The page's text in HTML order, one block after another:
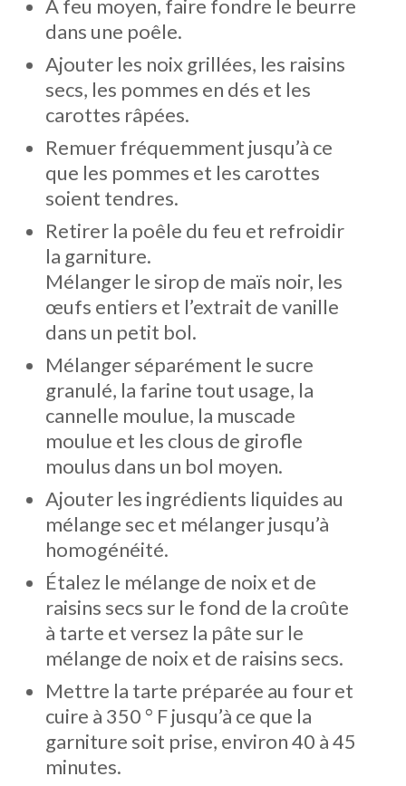
À feu moyen, faire fondre le beurre
dans une poêle.
Ajouter les noix grillées, les raisins
secs, les pommes en dés et les
carottes râpées.
Remuer fréquemment jusqu’à ce
que les pommes et les carottes
soient tendres.
Retirer la poêle du feu et refroidir
la garniture.
Mélanger le sirop de maïs noir, les
œufs entiers et l’extrait de vanille
dans un petit bol.
Mélanger séparément le sucre
granulé, la farine tout usage, la
cannelle moulue, la muscade
moulue et les clous de girofle
moulus dans un bol moyen.
Ajouter les ingrédients liquides au
mélange sec et mélanger jusqu’à
homogénéité.
Étalez le mélange de noix et de
raisins secs sur le fond de la croûte
à tarte et versez la pâte sur le
mélange de noix et de raisins secs.
Mettre la tarte préparée au four et
cuire à 350 ° F jusqu’à ce que la
garniture soit prise, environ 40 à 45
minutes.